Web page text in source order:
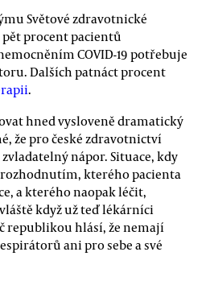
Světové zdravotnické
pět procent pacientů
COVID-19 potřebuje
Dalších patnáct procent
.
hned vysloveně dramatický
že pro české zdravotnictví
nápor. Situace, kdy
kterého pacienta
a kterého naopak léčit,
když už teď lékárníci
republikou hlásí, že nemají
ani pro sebe a své